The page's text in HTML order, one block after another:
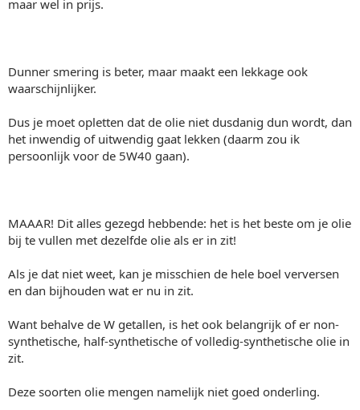
maar wel in prijs.
Dunner smering is beter, maar maakt een lekkage ook
waarschijnlijker.
Dus je moet opletten dat de olie niet dusdanig dun wordt, dan
het inwendig of uitwendig gaat lekken (daarm zou ik
persoonlijk voor de 5W40 gaan).
MAAAR! Dit alles gezegd hebbende: het is het beste om je olie
bij te vullen met dezelfde olie als er in zit!
Als je dat niet weet, kan je misschien de hele boel verversen
en dan bijhouden wat er nu in zit.
Want behalve de W getallen, is het ook belangrijk of er non-
synthetische, half-synthetische of volledig-synthetische olie in
zit.
Deze soorten olie mengen namelijk niet goed onderling.